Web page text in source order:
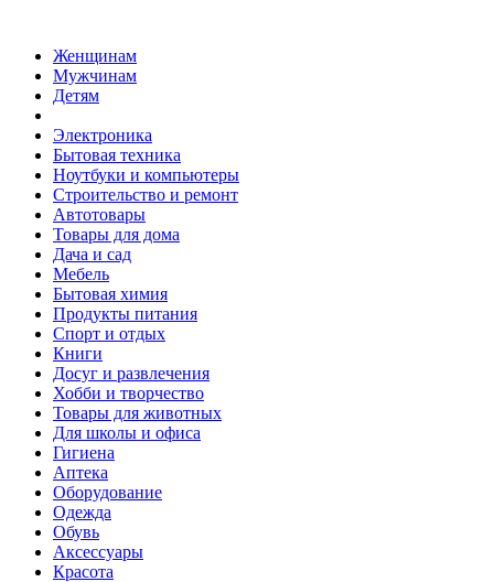
Женщинам
Мужчинам
Детям
Электроника
Бытовая техника
Ноутбуки и компьютеры
Строительство и ремонт
Автотовары
Товары для дома
Дача и сад
Мебель
Бытовая химия
Продукты питания
Спорт и отдых
Книги
Досуг и развлечения
Хобби и творчество
Товары для животных
Для школы и офиса
Гигиена
Аптека
Оборудование
Одежда
Обувь
Аксессуары
Красота